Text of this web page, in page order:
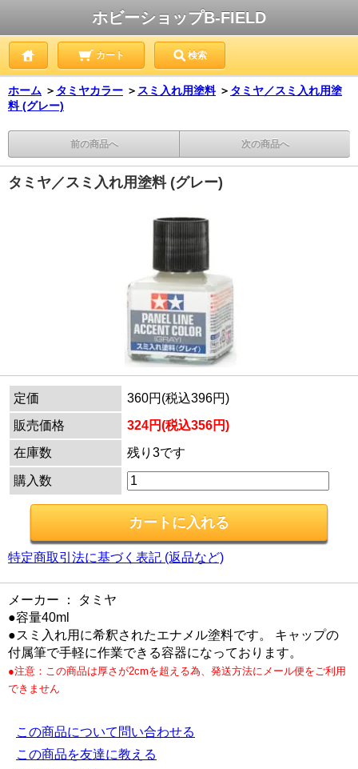
ホビーショップB-FIELD
カート 検索
ホーム ＞ タミヤカラー ＞ スミ入れ用塗料 ＞ タミヤ／スミ入れ用塗
料 (グレー)
前の商品へ 次の商品へ
タミヤ／スミ入れ用塗料 (グレー)
定価
360円(税込396円)
販売価格
324円(税込356円)
在庫数
残り3です
購入数
特定商取引法に基づく表記 (返品など)
メーカー ： タミヤ
●容量40ml
●スミ入れ用に希釈されたエナメル塗料です。 キャップの
付属筆で手軽に作業できる容器になっております。
●注意：この商品は厚さが2cmを超える為、発送方法にメール便をご利用
できません
この商品について問い合わせる
この商品を友達に教える